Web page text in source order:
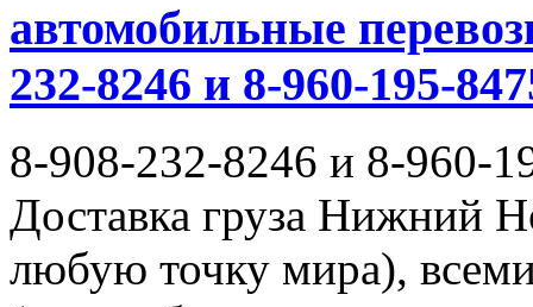
автомобильные
232-8246 и 8-960-195-
8-908-232-8246 и 8-960-
Доставка груза Нижний
любую точку мира),